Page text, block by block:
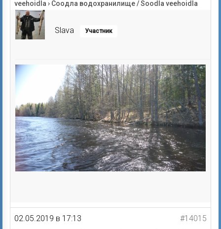
veehoidla › Соодла водохранилище / Soodla veehoidla
Slava Участник
02.05.2019 в 17:13 #14015